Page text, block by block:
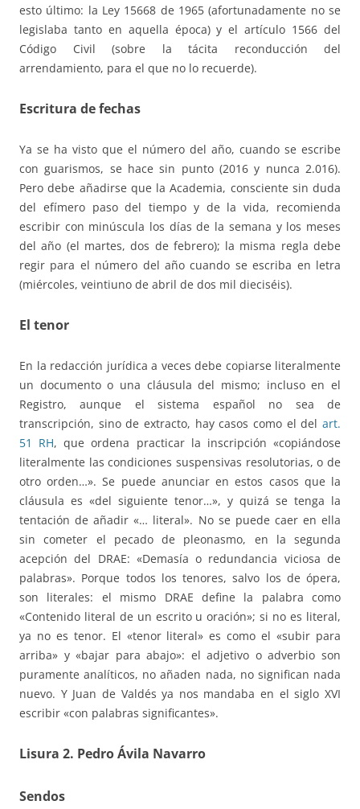
esto último: la Ley 15668 de 1965 (afortunadamente no se
legislaba tanto en aquella época) y el artículo 1566 del
Código Civil (sobre la tácita reconducción del
arrendamiento, para el que no lo recuerde).
Escritura de fechas
Ya se ha visto que el número del año, cuando se escribe
con guarismos, se hace sin punto (2016 y nunca 2.016).
Pero debe añadirse que la Academia, consciente sin duda
del efímero paso del tiempo y de la vida, recomienda
escribir con minúscula los días de la semana y los meses
del año (el martes, dos de febrero); la misma regla debe
regir para el número del año cuando se escriba en letra
(miércoles, veintiuno de abril de dos mil dieciséis).
El tenor
En la redacción jurídica a veces debe copiarse literalmente
un documento o una cláusula del mismo; incluso en el
Registro, aunque el sistema español no sea de
transcripción, sino de extracto, hay casos como el del art.
51 RH, que ordena practicar la inscripción «copiándose
literalmente las condiciones suspensivas resolutorias, o de
otro orden…». Se puede anunciar en estos casos que la
cláusula es «del siguiente tenor…», y quizá se tenga la
tentación de añadir «… literal». No se puede caer en ella
sin cometer el pecado de pleonasmo, en la segunda
acepción del DRAE: «Demasía o redundancia viciosa de
palabras». Porque todos los tenores, salvo los de ópera,
son literales: el mismo DRAE define la palabra como
«Contenido literal de un escrito u oración»; si no es literal,
ya no es tenor. El «tenor literal» es como el «subir para
arriba» y «bajar para abajo»: el adjetivo o adverbio son
puramente analíticos, no añaden nada, no significan nada
nuevo. Y Juan de Valdés ya nos mandaba en el siglo XVI
escribir «con palabras significantes».
Lisura 2. Pedro Ávila Navarro
Sendos